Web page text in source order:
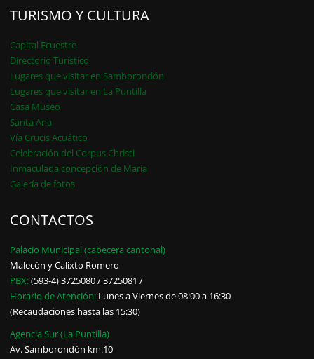
TURISMO Y CULTURA
Capital Ecuestre
Directorio Turístico
Lugares que visitar en Samborondón
Lugares que visitar en La Puntilla
Casa Museo
Santa Ana
Vía Crucis Acuático
Celebración del Corpus Christi
Inmaculada concepción de María
Galería de fotos
CONTACTOS
Palacio Municipal (cabecera cantonal)
Malecón y Calixto Romero
PBX:(593-4) 3725080 / 3725081 /
Horario de Atención: Lunes a Viernes de 08:00 a 16:30
(Recaudaciones hasta las 15:30)
Agencia Sur (La Puntilla)
Av. Samborondón km.10